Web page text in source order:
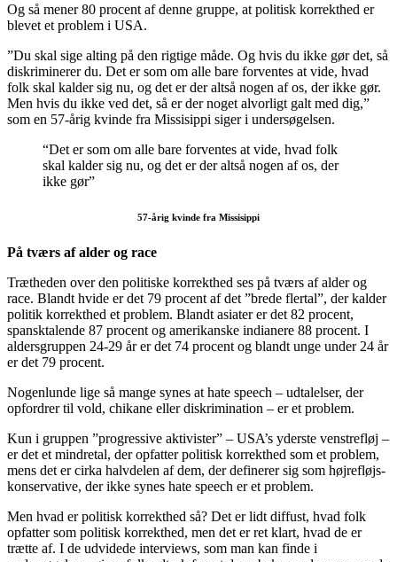
Og så mener 80 procent af denne gruppe, at politisk korrekthed er
blevet et problem i USA.
”Du skal sige alting på den rigtige måde. Og hvis du ikke gør det, så
diskriminerer du. Det er som om alle bare forventes at vide, hvad
folk skal kalder sig nu, og det er der altså nogen af os, der ikke gør.
Men hvis du ikke ved det, så er der noget alvorligt galt med dig,”
som en 57-årig kvinde fra Missisippi siger i undersøgelsen.
“Det er som om alle bare forventes at vide, hvad folk
skal kalder sig nu, og det er der altså nogen af os, der
ikke gør”
57-årig kvinde fra Missisippi
På tværs af alder og race
Trætheden over den politiske korrekthed ses på tværs af alder og
race. Blandt hvide er det 79 procent af det ”brede flertal”, der kalder
politik korrekthed et problem. Blandt asiater er det 82 procent,
spansktalende 87 procent og amerikanske indianere 88 procent. I
aldersgruppen 24-29 år er det 74 procent og blandt unge under 24 år
er det 79 procent.
Nogenlunde lige så mange synes at hate speech – udtalelser, der
opfordrer til vold, chikane eller diskrimination – er et problem.
Kun i gruppen ”progressive aktivister” – USA’s yderste venstrefløj –
er det et mindretal, der opfatter politisk korrekthed som et problem,
mens det er cirka halvdelen af dem, der definerer sig som højrefløjs-
konservative, der ikke synes hate speech er et problem.
Men hvad er politisk korrekthed så? Det er lidt diffust, hvad folk
opfatter som politisk korrekthed, men det er ret klart, hvad de er
trætte af. I de udvidede interviews, som man kan finde i